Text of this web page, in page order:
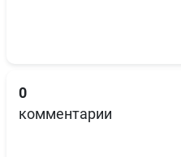
0
комментарии